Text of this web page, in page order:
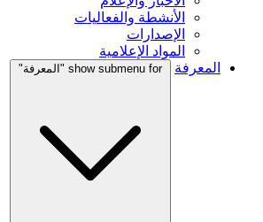
الأنشطة والفعاليات
الإصدارات
المواد الإعلامية
المعرفة
show submenu for "المعرفة"